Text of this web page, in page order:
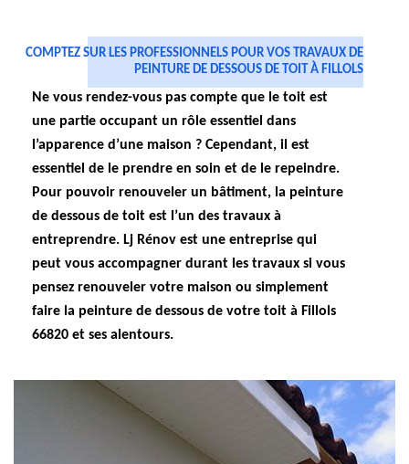
COMPTEZ SUR LES PROFESSIONNELS POUR VOS TRAVAUX DE
PEINTURE DE DESSOUS DE TOIT À FILLOLS
Ne vous rendez-vous pas compte que le toit est
une partie occupant un rôle essentiel dans
l’apparence d’une maison ? Cependant, il est
essentiel de le prendre en soin et de le repeindre.
Pour pouvoir renouveler un bâtiment, la peinture
de dessous de toit est l’un des travaux à
entreprendre. Lj Rénov est une entreprise qui
peut vous accompagner durant les travaux si vous
pensez renouveler votre maison ou simplement
faire la peinture de dessous de votre toit à Fillols
66820 et ses alentours.